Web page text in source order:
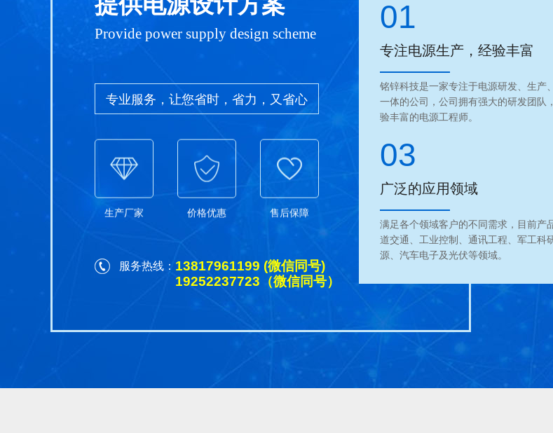
Provide power supply design scheme
专业服务，让您省时，省力，又省心
生产厂家 价格优惠 售后保障
服务热线： 13817961199 (微信同号)
19252237723（微信同号）
01
专注电源生产，经验丰富
铭锌科技是一家专注于电源研发、生产
一体的公司，公司拥有强大的研发团队
验丰富的电源工程师。
03
广泛的应用领域
满足各个领域客户的不同需求，目前产
道交通、工业控制、通讯工程、军工科
源、汽车电子及光伏等领域。